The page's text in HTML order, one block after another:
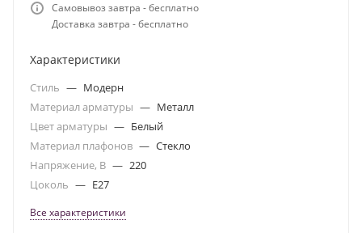
Самовывоз завтра - бесплатно
Доставка завтра - бесплатно
Характеристики
Стиль — Модерн
Материал арматуры — Металл
Цвет арматуры — Белый
Материал плафонов — Стекло
Напряжение, В — 220
Цоколь — E27
Все характеристики